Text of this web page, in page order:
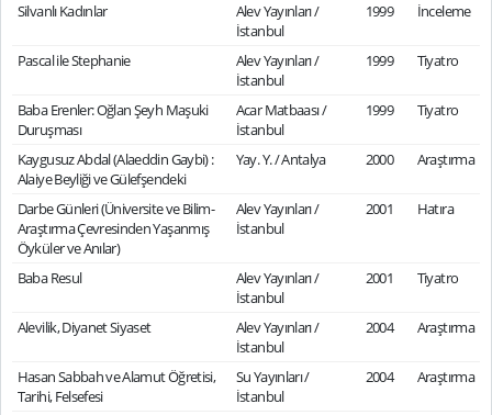
Silvanlı Kadınlar
Alev Yayınları /
İstanbul
1999 İnceleme
Pascal ile Stephanie
Alev Yayınları /
İstanbul
1999 Tiyatro
Baba Erenler: Oğlan Şeyh Maşuki
Duruşması
Acar Matbaası /
İstanbul
1999 Tiyatro
Kaygusuz Abdal (Alaeddin Gaybi) :
Alaiye Beyliği ve Gülefşendeki
Yay. Y. / Antalya 2000 Araştırma
Darbe Günleri (Üniversite ve Bilim-
Araştırma Çevresinden Yaşanmış
Öyküler ve Anılar)
Alev Yayınları /
İstanbul
2001 Hatıra
Baba Resul
Alev Yayınları /
İstanbul
2001 Tiyatro
Alevilik, Diyanet Siyaset
Alev Yayınları /
İstanbul
2004 Araştırma
Hasan Sabbah ve Alamut Öğretisi,
Tarihi, Felsefesi
Su Yayınları /
İstanbul
2004 Araştırma